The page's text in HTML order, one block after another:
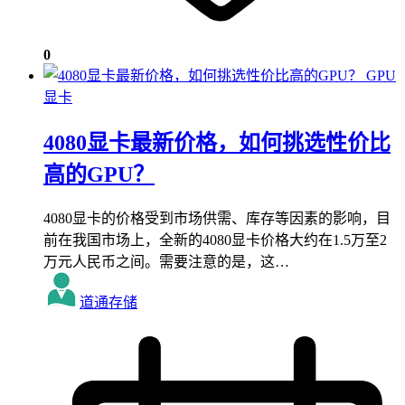
0
GPU
显卡
4080显卡最新价格，如何挑选性价比
高的GPU？
4080显卡的价格受到市场供需、库存等因素的影响，目
前在我国市场上，全新的4080显卡价格大约在1.5万至2
万元人民币之间。需要注意的是，这…
道通存储